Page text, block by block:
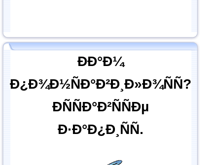
ÐÐ°Ð¼
Ð¿Ð¾Ð½ÑÐ°Ð²Ð¸Ð»Ð¾ÑÑ?
ÐÑÑÐ°Ð²ÑÑÐµ
Ð·Ð°Ð¿Ð¸ÑÑ.